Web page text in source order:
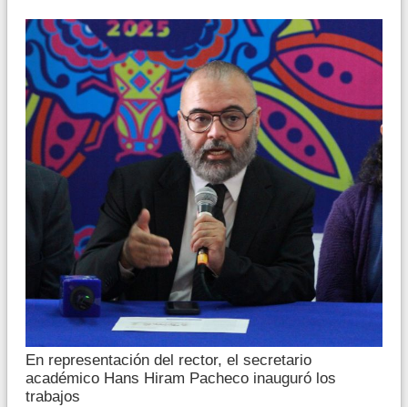
En representación del rector, el secretario
académico Hans Hiram Pacheco inauguró los
trabajos